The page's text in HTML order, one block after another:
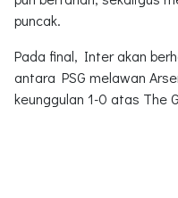
puncak.
Pada final, Inter akan
antara PSG melawan
keunggulan 1-0 atas The